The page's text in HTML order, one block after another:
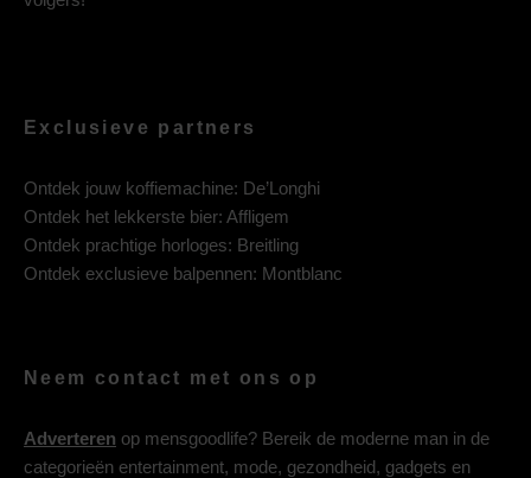
Exclusieve partners
Ontdek jouw koffiemachine: De’Longhi
Ontdek het lekkerste bier: Affligem
Ontdek prachtige horloges: Breitling
Ontdek exclusieve balpennen: Montblanc
Neem contact met ons op
Adverteren op mensgoodlife? Bereik de moderne man in de
categorieën entertainment, mode, gezondheid, gadgets en